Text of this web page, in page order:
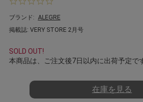
s
t
a
a
ブランド: ALEGRE
掲載誌: VERY STORE 2月号
SOLD OUT!
本商品は、ご注文後7日以内に出荷予定で
在庫を見る